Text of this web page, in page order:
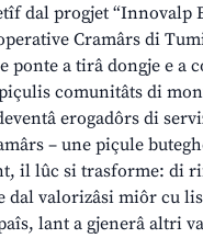
dal progjet “Innovalp
Cramârs di
ponte a tirâ dongje e a
comunitâts di
erogadôrs di
– une piçule
il lûc si trasforme: di
dal valorizâsi miôr cu
lant a gjenerâ altri